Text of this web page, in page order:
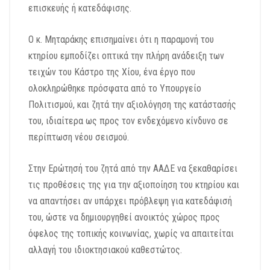
επισκευής ή κατεδάφισης.
Ο κ. Μηταράκης επισημαίνει ότι η παραμονή του
κτηρίου εμποδίζει οπτικά την πλήρη ανάδειξη των
τειχών του Κάστρο της Χίου, ένα έργο που
ολοκληρώθηκε πρόσφατα από το Υπουργείο
Πολιτισμού, και ζητά την αξιολόγηση της κατάστασής
του, ιδιαίτερα ως προς τον ενδεχόμενο κίνδυνο σε
περίπτωση νέου σεισμού.
Στην Ερώτησή του ζητά από την ΑΑΔΕ να ξεκαθαρίσει
τις προθέσεις της για την αξιοποίηση του κτηρίου και
να απαντήσει αν υπάρχει πρόβλεψη για κατεδάφισή
του, ώστε να δημιουργηθεί ανοικτός χώρος προς
όφελος της τοπικής κοινωνίας, χωρίς να απαιτείται
αλλαγή του ιδιοκτησιακού καθεστώτος.